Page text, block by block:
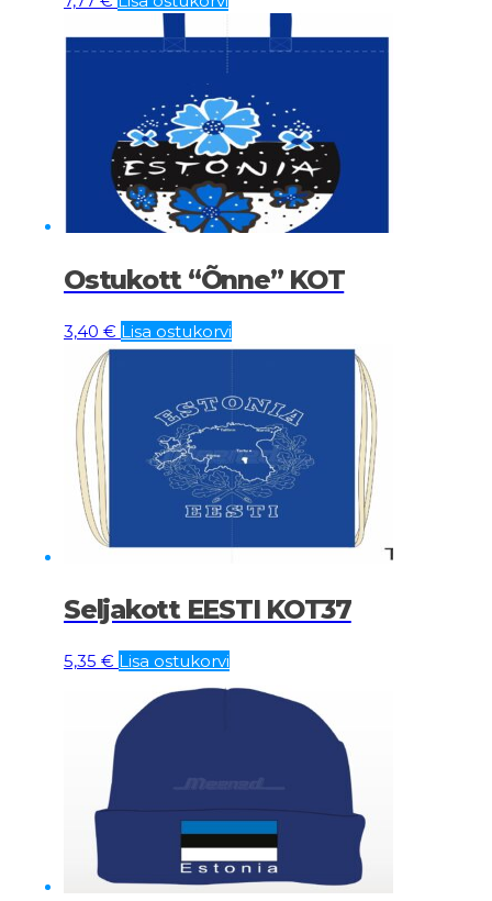
Ostukott “Õnne” KOT
3,40 € Lisa ostukorvi
Seljakott EESTI KOT37
5,35 € Lisa ostukorvi